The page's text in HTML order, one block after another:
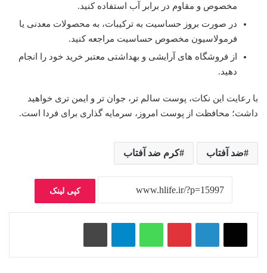
مخصوص و مقاوم در برابر آب استفاده کنید.
در صورت بروز حساسیت به ترکیبات، به محصولات معدنی یا
فرمولاسیون مخصوص حساسیت مراجعه کنید.
از فروشگاه های آرایشی و بهداشتی معتبر خرید خود را انجام
دهید.
با رعایت این نکات، پوست سالم تر، جوان تر و ایمن تری خواهید
داشت؛ محافظت از پوست امروز، سرمایه گذاری برای فردا است.
ضد آفتاب کرم ضد آفتاب
کپی لینک
پینتریست واتس آپ تلگرام